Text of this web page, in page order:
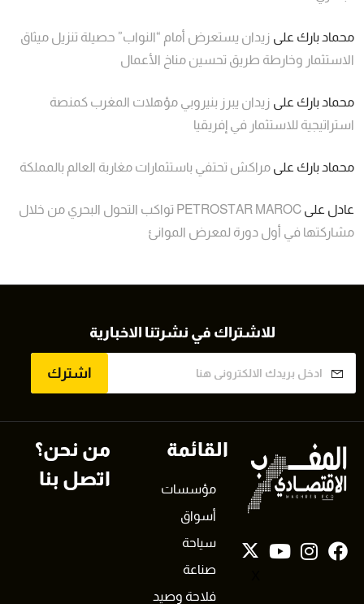
محماد بارك على زيدان يستعرض أمام “النواب” حصيلة تنزيل ميثاق
الاستثمار وخارطة طريق تحسين مناخ الأعمال
محماد بارك على زيدان يبرز بنيروبي مؤهلات المغرب كمنصة
استراتيجية للاستثمار في إفريقيا
محماد بارك على مراكش تحتفي باستثمارات مغاربة العالم بالمملكة
عادل على
PETROSTAR MAROC تواكب التحول البحري من خلال
مشاركتها في أول دورة لمعرض الموانئ
للاشتراك في نشرتنا الاخبارية
اشترك
القائمة
مؤسسات
أسواق
سياحة
صناعة
فلاحة وصيد
من نحن؟
اتصل بنا